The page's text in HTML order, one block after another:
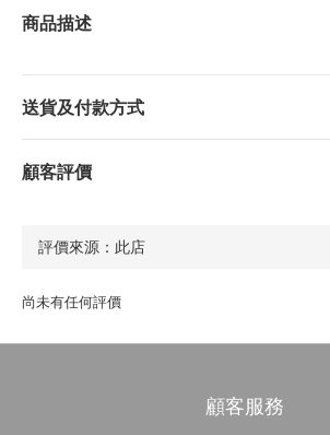
商品描述
送貨及付款方式
顧客評價
尚未有任何評價
顧客服務